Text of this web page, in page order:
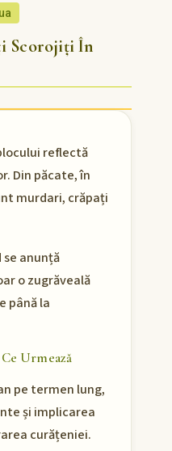
Scorojiți În
reflectă
Din păcate, în
murdari, crăpați
anunță
o zugrăveală
până la
Urmează
pe termen lung,
și implicarea
curățeniei.